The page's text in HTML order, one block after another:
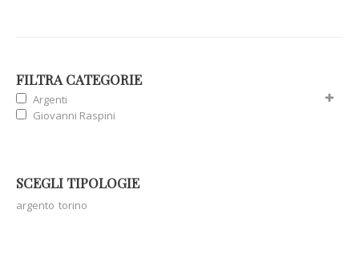
FILTRA CATEGORIE
Argenti
Giovanni Raspini
SCEGLI TIPOLOGIE
argento torino